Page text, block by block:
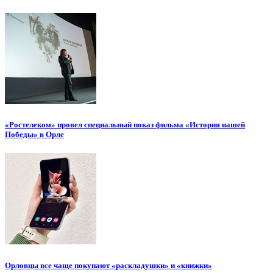
«Ростелеком» провел специальный показ фильма «История нашей
Победы» в Орле
Орловцы все чаще покупают «раскладушки» и «книжки»